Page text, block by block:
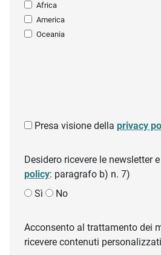
Africa
America
Oceania
Presa visione della privacy
Desidero ricevere le newsletter
policy: paragrafo b) n. 7)
Sì
No
Acconsento al trattamento dei
ricevere contenuti